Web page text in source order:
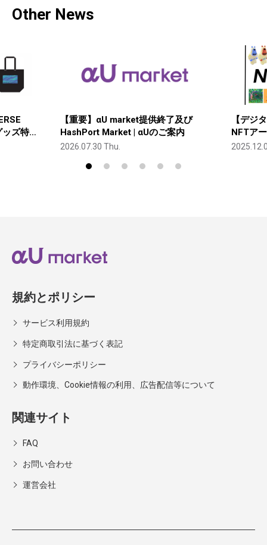
Other News
ズ特
【重要】αU market提供終了及び
HashPort Market | αUのご案内
2026.07.30 Thu.
【デジ
NFTア
規約とポリシー
サービス利用規約
特定商取引法に基づく表記
プライバシーポリシー
動作環境、Cookie情報の利用、広告配信等について
関連サイト
FAQ
お問い合わせ
運営会社